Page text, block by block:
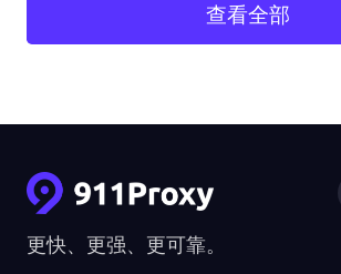
查看全部
更快、更强、更可靠。